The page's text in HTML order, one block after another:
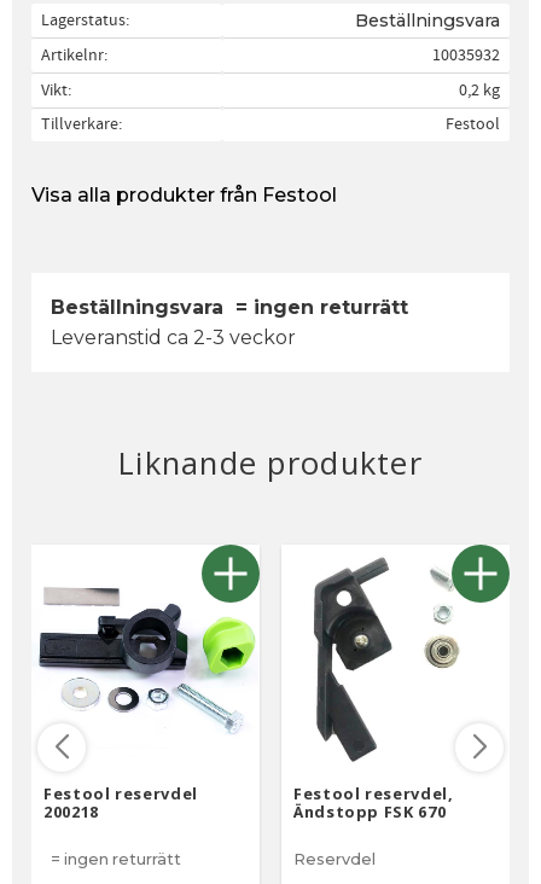
Lagerstatus Beställningsvara
Artikelnr
10035932
Vikt
0,2 kg
Tillverkare
Festool
Visa alla produkter från Festool
Beställningsvara = ingen returrätt
Leveranstid ca 2-3 veckor
Liknande produkter
Festool reservdel
200218
= ingen returrätt
Festool reservdel,
Ändstopp FSK 670
Reservdel